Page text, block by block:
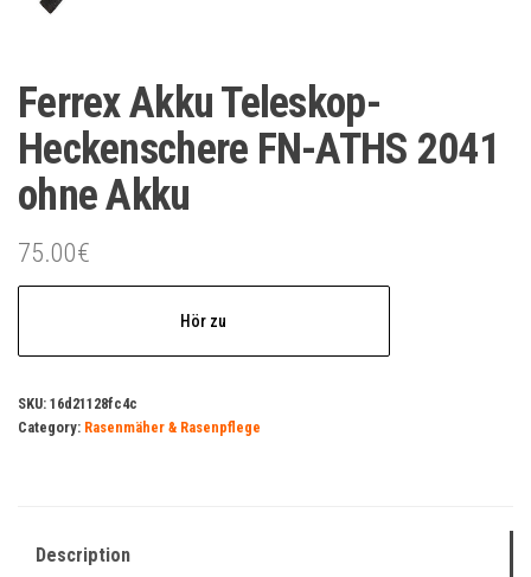
Ferrex Akku Teleskop-
Heckenschere FN-ATHS 2041
ohne Akku
75.00€
Hör zu
SKU: 16d21128fc4c
Category: Rasenmäher & Rasenpflege
Description